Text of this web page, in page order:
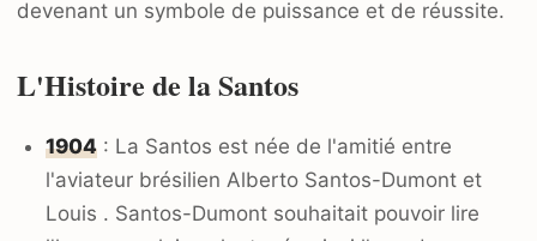
devenant un symbole de puissance et de réussite.
L'Histoire de la Santos
1904 : La Santos est née de l'amitié entre
l'aviateur brésilien Alberto Santos-Dumont et
Louis . Santos-Dumont souhaitait pouvoir lire